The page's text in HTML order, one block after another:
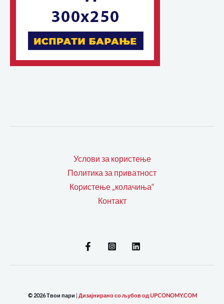
Услови за користење
Политика за приватност
Користење „колачиња“
Контакт
© 2026 Твои пари | Дизајнирано со љубов од UPCONOMY.COM